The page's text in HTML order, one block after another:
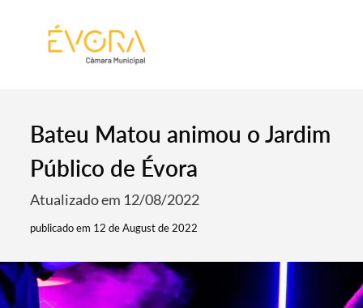
Bateu Matou animou o Jardim
Público de Évora
Atualizado em 12/08/2022
publicado em 12 de August de 2022